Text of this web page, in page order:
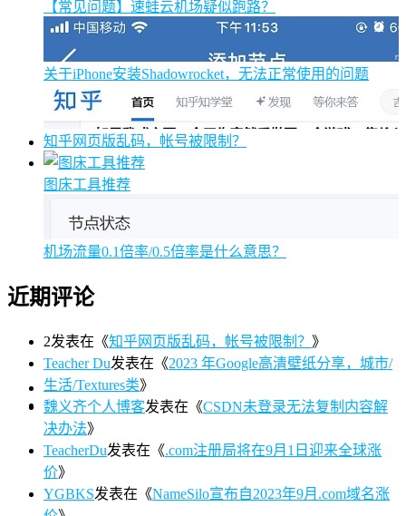
【常见问题】速蛙云机场疑似跑路？
关于iPhone安装Shadowrocket，无法正常使用的问题
知乎网页版乱码，帐号被限制？
图床工具推荐
机场流量0.1倍率/0.5倍率是什么意思？
近期评论
2发表在《知乎网页版乱码，帐号被限制？ 》
Teacher Du发表在《2023 年Google高清壁纸分享，城市/
生活/Textures类》
魏义齐个人博客发表在《CSDN未登录无法复制内容解
决办法》
TeacherDu发表在《.com注册局将在9月1日迎来全球涨
价》
YGBKS发表在《NameSilo宣布自2023年9月.com域名涨